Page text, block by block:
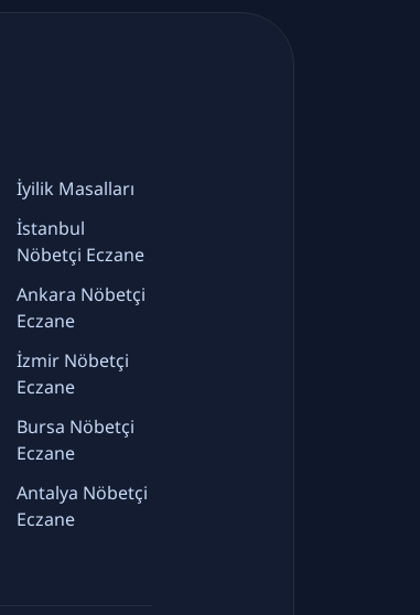
İyilik Masalları
İstanbul
Nöbetçi Eczane
Ankara Nöbetçi
Eczane
İzmir Nöbetçi
Eczane
Bursa Nöbetçi
Eczane
Antalya Nöbetçi
Eczane